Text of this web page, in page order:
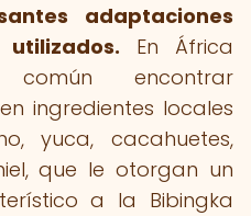
adaptaciones
En África
común encontrar
ingredientes locales
yuca, cacahuetes,
que le otorgan un
a la Bibingka